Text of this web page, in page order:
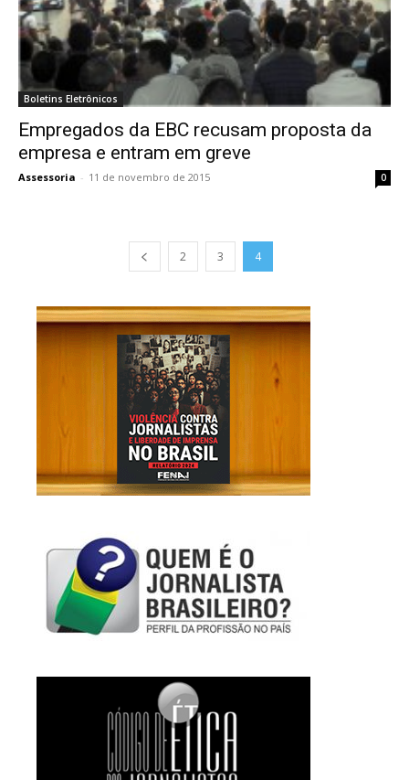
Boletins Eletrônicos
Empregados da EBC recusam proposta da
empresa e entram em greve
Assessoria - 11 de novembro de 2015 0
2 3 4